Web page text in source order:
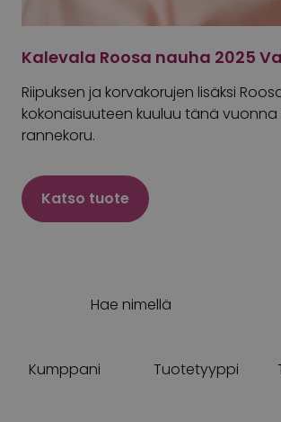
Kalevala Roosa nauha 2025
Riipuksen ja korvakorujen lisäksi
kokonaisuuteen kuuluu tänä vuonna
rannekoru.
Katso tuote
Hae nimellä
Kumppani Tuotetyyppi